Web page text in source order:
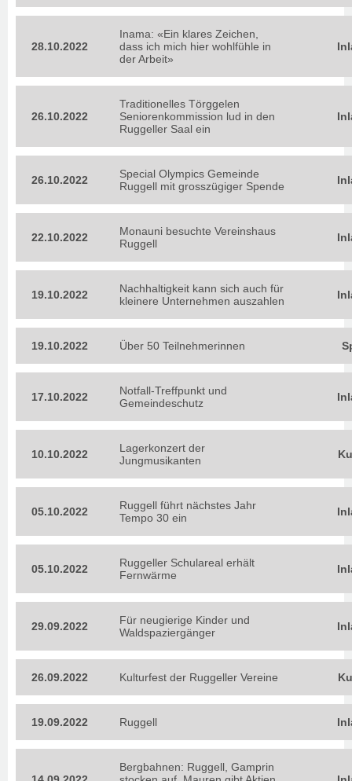
28.10.2022
Inama: «Ein klares Zeichen,
dass ich mich hier wohlfühle in
der Arbeit»
26.10.2022
Traditionelles Törggelen
Seniorenkommission lud in den
Ruggeller Saal ein
26.10.2022
Special Olympics Gemeinde
Ruggell mit grosszügiger Spende
22.10.2022
Monauni besuchte Vereinshaus
Ruggell
19.10.2022
Nachhaltigkeit kann sich auch für
kleinere Unternehmen auszahlen
19.10.2022 Über 50 Teilnehmerinnen
17.10.2022
Notfall-Treffpunkt und
Gemeindeschutz
10.10.2022
Lagerkonzert der
Jungmusikanten
05.10.2022
Ruggell führt nächstes Jahr
Tempo 30 ein
05.10.2022
Ruggeller Schulareal erhält
Fernwärme
29.09.2022
Für neugierige Kinder und
Waldspaziergänger
26.09.2022 Kulturfest der Ruggeller Vereine
19.09.2022 Ruggell
Bergbahnen: Ruggell, Gamprin